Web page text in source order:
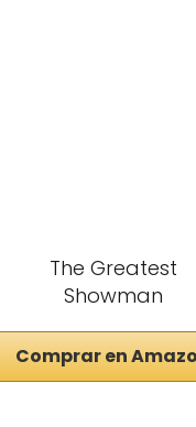
The Greatest
Showman
Comprar en